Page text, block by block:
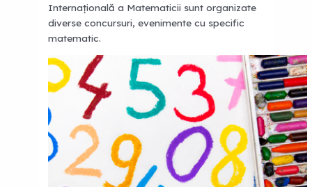
Internațională a Matematicii sunt organizate
diverse concursuri, evenimente cu specific
matematic.